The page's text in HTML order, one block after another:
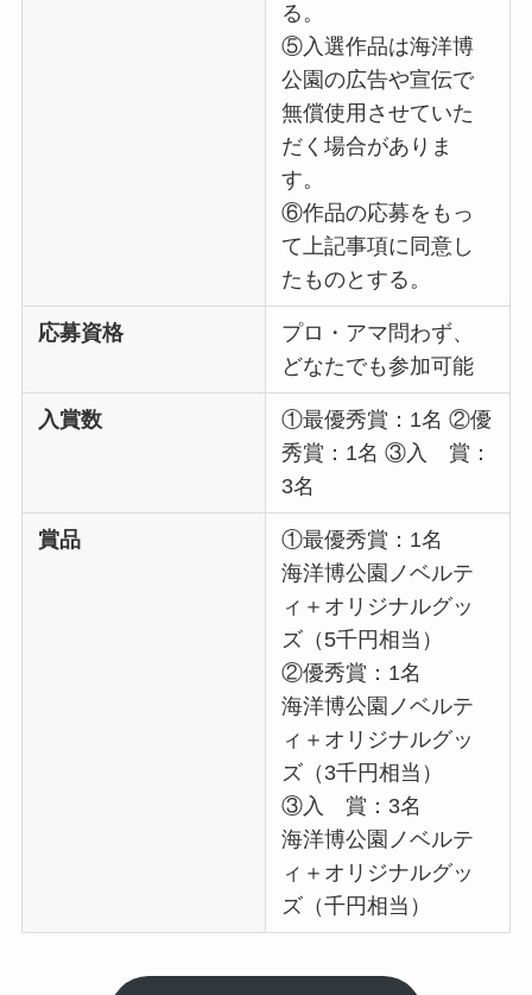
る。
⑤入選作品は海洋博
公園の広告や宣伝で
無償使用させていた
だく場合がありま
す。
⑥作品の応募をもっ
て上記事項に同意し
たものとする。
応募資格
プロ・アマ問わず、
どなたでも参加可能
入賞数
①最優秀賞：1名 ②優
秀賞：1名 ③入 賞：
3名
賞品
①最優秀賞：1名
海洋博公園ノベルテ
ィ＋オリジナルグッ
ズ（5千円相当）
②優秀賞：1名
海洋博公園ノベルテ
ィ＋オリジナルグッ
ズ（3千円相当）
③入 賞：3名
海洋博公園ノベルテ
ィ＋オリジナルグッ
ズ（千円相当）